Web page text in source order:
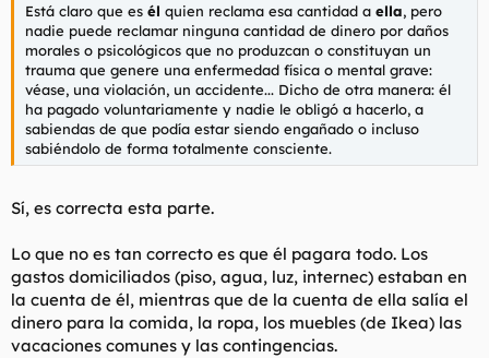
Está claro que es él quien reclama esa cantidad a ella, pero
nadie puede reclamar ninguna cantidad de dinero por daños
morales o psicológicos que no produzcan o constituyan un
trauma que genere una enfermedad física o mental grave:
véase, una violación, un accidente... Dicho de otra manera: él
ha pagado voluntariamente y nadie le obligó a hacerlo, a
sabiendas de que podía estar siendo engañado o incluso
sabiéndolo de forma totalmente consciente.
Sí, es correcta esta parte.
Lo que no es tan correcto es que él pagara todo. Los
gastos domiciliados (piso, agua, luz, internec) estaban en
la cuenta de él, mientras que de la cuenta de ella salía el
dinero para la comida, la ropa, los muebles (de Ikea) las
vacaciones comunes y las contingencias.